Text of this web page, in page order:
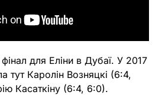
для Еліни в Дубаї. У 2017
тут Каролін Возняцкі (6:4,
Касаткіну (6:4, 6:0).